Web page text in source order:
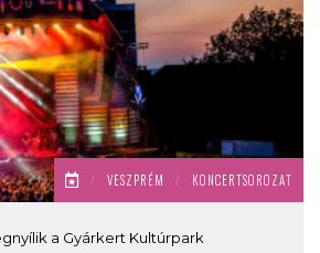
/ VESZPRÉM / KONCERTSOROZAT
a Gyárkert Kultúrpark